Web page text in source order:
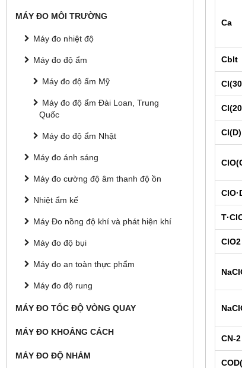
MÁY ĐO MÔI TRƯỜNG
Máy đo nhiệt độ
Máy đo độ ẩm
Máy đo độ ẩm Mỹ
Máy đo độ ẩm Đài Loan, Trung
Quốc
Máy đo độ ẩm Nhật
Máy đo ánh sáng
Máy đo cường độ âm thanh độ ồn
Nhiệt ẩm kế
Máy Đo nồng độ khí và phát hiện khí
Máy đo độ bụi
Máy đo an toàn thực phẩm
Máy đo độ rung
MÁY ĐO TỐC ĐỘ VÒNG QUAY
MÁY ĐO KHOẢNG CÁCH
MÁY ĐO ĐỘ NHÁM
Ca
Cblt
Cl(D)
ClO2
CN-2